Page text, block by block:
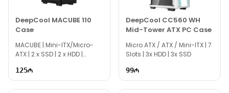
DeepCool MACUBE 110
Case
MACUBE | Mini-ITX/Micro-
ATX | 2 x SSD | 2 x HDD |
125
DeepCool CC560 WH
Mid-Tower ATX PC Case
Micro ATX / ATX / Mini-ITX | 7
Slots | 3x HDD | 3x SSD
99